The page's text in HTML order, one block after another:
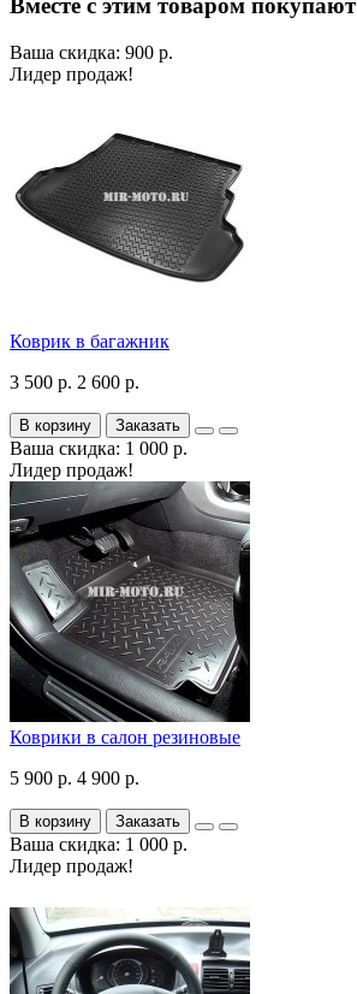
Вместе с этим товаром покупают
Ваша скидка: 900 р.
Лидер продаж!
Коврик в багажник
3 500 р. 2 600 р.
В корзину Заказать
Ваша скидка: 1 000 р.
Лидер продаж!
Коврики в салон резиновые
5 900 р. 4 900 р.
В корзину Заказать
Ваша скидка: 1 000 р.
Лидер продаж!